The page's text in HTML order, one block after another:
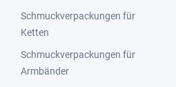
Schmuckverpackungen für
Ketten
Schmuckverpackungen für
Armbänder